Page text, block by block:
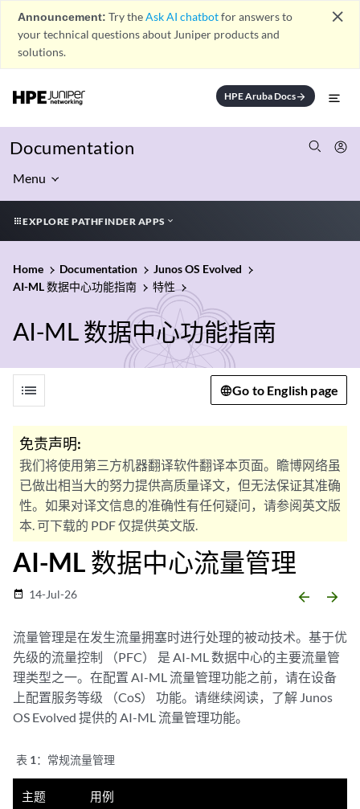
Announcement: Try theAsk AI chatbotfor answers to
your technical questions about Juniper products and
solutions.
close
HPE Aruba Docsarrow_forward
Documentation
Menu
EXPLORE PATHFINDER APPS
Home Documentation
Junos OS Evolved
AI-ML 数据中心功能指南
特性
AI-ML 数据中心功能指南
list Go to English page
免责声明:
我们将使用第三方机器翻译软件翻译本页面。瞻博网络虽
已做出相当大的努力提供高质量译文，但无法保证其准确
性。如果对译文信息的准确性有任何疑问，请参阅英文版
本. 可下载的 PDF 仅提供英文版.
AI-ML 数据中心流量管理
date_range 14-Jul-26 arrow_backward arrow_forward
流量管理是在发生流量拥塞时进行处理的被动技术。基于优
先级的流量控制 （PFC） 是 AI-ML 数据中心的主要流量管
理类型之一。在配置 AI-ML 流量管理功能之前，请在设备
上配置服务等级 （CoS） 功能。请继续阅读，了解 Junos
OS Evolved 提供的 AI-ML 流量管理功能。
表 1： 常规流量管理
主题 用例